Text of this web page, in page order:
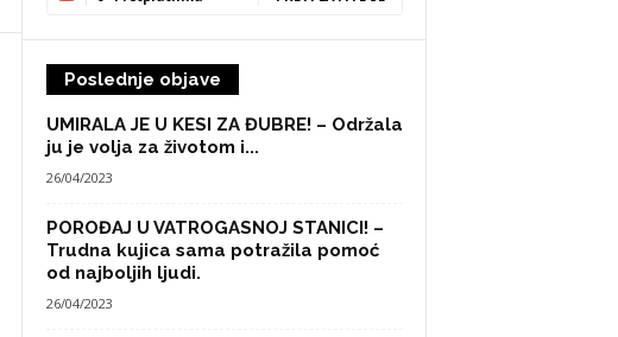
Poslednje objave
UMIRALA JE U KESI ZA ĐUBRE! – Održala
ju je volja za životom i...
26/04/2023
POROĐAJ U VATROGASNOJ STANICI! –
Trudna kujica sama potražila pomoć
od najboljih ljudi.
26/04/2023